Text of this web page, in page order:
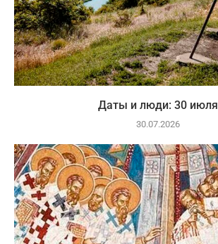
Даты и люди: 30 июля
30.07.2026